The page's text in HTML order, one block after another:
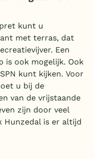
kunt u
met terras, dat
Een
is ook mogelijk. Ook
kunt kijken. Voor
u bij de
van de vrijstaande
zijn door veel
Hunzedal is er altijd